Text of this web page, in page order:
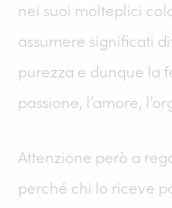
nei suoi molteplici
assumere significati
purezza e dunque la
passione, l’amore,
Attenzione però a
perché chi lo riceve